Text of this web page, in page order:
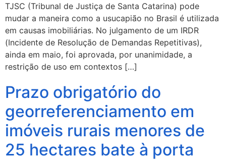
TJSC (Tribunal de Justiça de Santa Catarina) pode
mudar a maneira como a usucapião no Brasil é utilizada
em causas imobiliárias. No julgamento de um IRDR
(Incidente de Resolução de Demandas Repetitivas),
ainda em maio, foi aprovada, por unanimidade, a
restrição de uso em contextos […]
Prazo obrigatório do
georreferenciamento em
imóveis rurais menores de
25 hectares bate à porta